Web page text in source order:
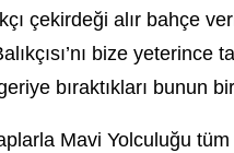
çekirdeği alır bahçe
bize yeterince
bıraktıkları bunun
Mavi Yolculuğu tüm